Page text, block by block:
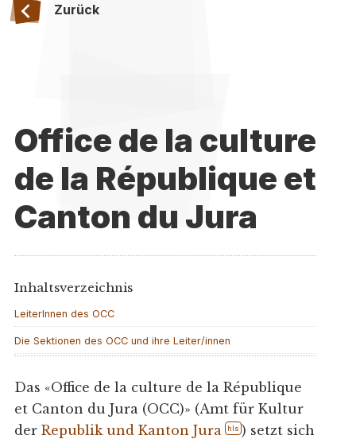
Zurück
Office de la culture
de la République et
Canton du Jura
Inhaltsverzeichnis
LeiterInnen des OCC
Die Sektionen des OCC und ihre Leiter/innen
Das «Office de la culture de la République
et Canton du Jura (OCC)» (Amt für Kultur
der Republik und Kanton Jura hls ) setzt sich